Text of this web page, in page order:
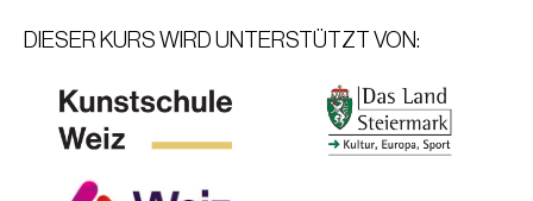
Tat niemand
bin.
(Connor Oberst)
Durch die Auseinandersetzung mit der klassischen
Musiktradition in Österreich, entdeckte No-One seine
Leidenschaft für die Komposition. Zahlreiche Klavier und
DIESER KURS WIRD UNTERSTÜTZT VON: